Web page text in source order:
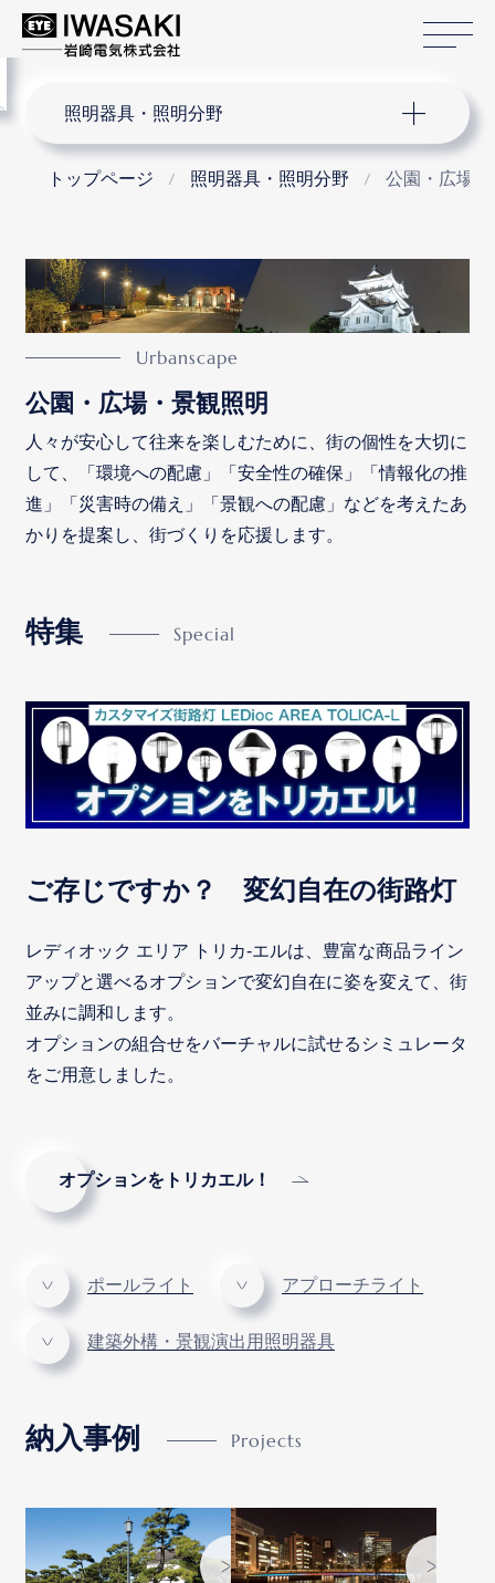
照明器具・照明分野
トップページ 照明器具・照明分野 公園・広場
公園・広場・景観照明
人々が安心して往来を楽しむために、街の個性を大切に
して、「環境への配慮」「安全性の確保」「情報化の推
進」「災害時の備え」「景観への配慮」などを考えたあ
かりを提案し、街づくりを応援します。
特集
ご存じですか？ 変幻自在の街路灯
レディオック エリア トリカ-エルは、豊富な商品ライン
アップと選べるオプションで変幻自在に姿を変えて、街
並みに調和します。
オプションの組合せをバーチャルに試せるシミュレータ
をご用意しました。
オプションをトリカエル！
ポールライト アプローチライト
建築外構・景観演出用照明器具
納入事例
次へ
menu